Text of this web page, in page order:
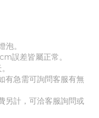
泡。
誤差皆屬正常。
。
有急需可詢問客服有無
另計，可洽客服詢問或